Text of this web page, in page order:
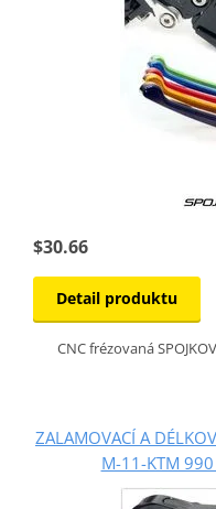
$30.66
Detail produktu
CNC frézovaná
ZALAMOVACÍ A
M-11-KTM